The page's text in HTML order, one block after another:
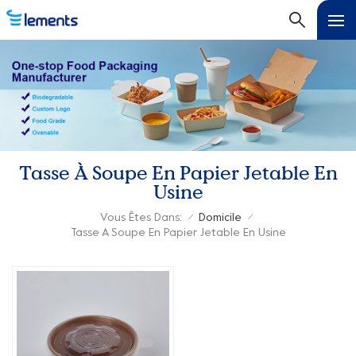
Tasse À Soupe En Papier Jetable En
Usine
Vous Êtes Dans: / Domicile /
Tasse À Soupe En Papier Jetable En Usine